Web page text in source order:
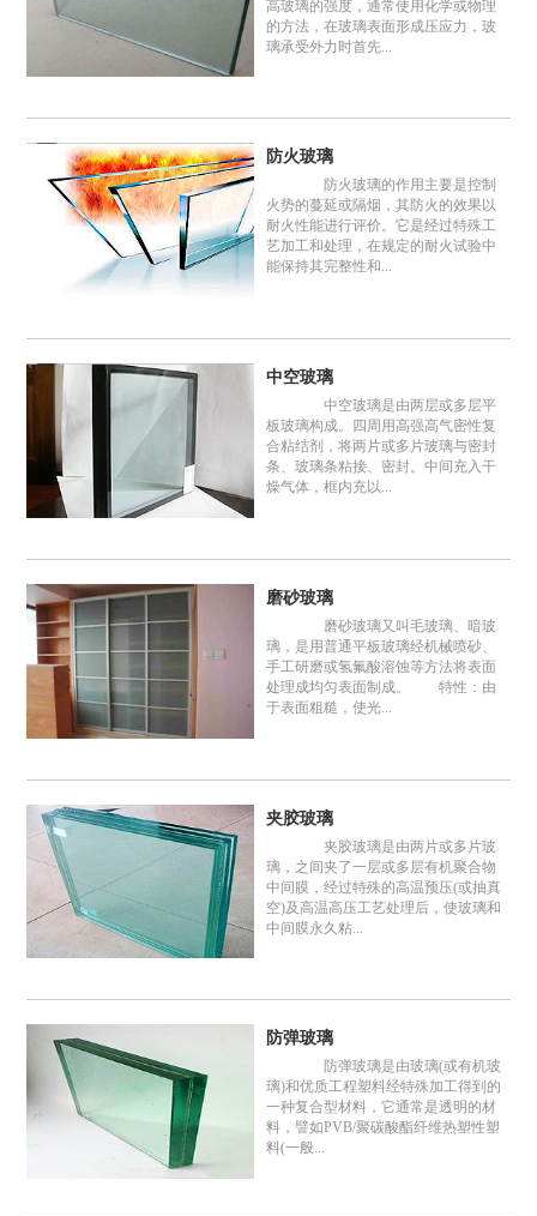
高玻璃的强度，通常使用化学或物理
的方法，在玻璃表面形成压应力，玻
璃承受外力时首先...
防火玻璃
防火玻璃的作用主要是控制
火势的蔓延或隔烟，其防火的效果以
耐火性能进行评价。它是经过特殊工
艺加工和处理，在规定的耐火试验中
能保持其完整性和...
中空玻璃
中空玻璃是由两层或多层平
板玻璃构成。四周用高强高气密性复
合粘结剂，将两片或多片玻璃与密封
条、玻璃条粘接、密封。中间充入干
燥气体，框内充以...
磨砂玻璃
磨砂玻璃又叫毛玻璃、暗玻
璃，是用普通平板玻璃经机械喷砂、
手工研磨或氢氟酸溶蚀等方法将表面
处理成均匀表面制成。 特性：由
于表面粗糙，使光...
夹胶玻璃
夹胶玻璃是由两片或多片玻
璃，之间夹了一层或多层有机聚合物
中间膜，经过特殊的高温预压(或抽真
空)及高温高压工艺处理后，使玻璃和
中间膜永久粘...
防弹玻璃
防弹玻璃是由玻璃(或有机玻
璃)和优质工程塑料经特殊加工得到的
一种复合型材料，它通常是透明的材
料，譬如PVB/聚碳酸酯纤维热塑性塑
料(一般...